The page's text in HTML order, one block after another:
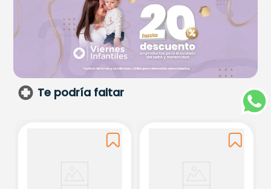
Te podría faltar